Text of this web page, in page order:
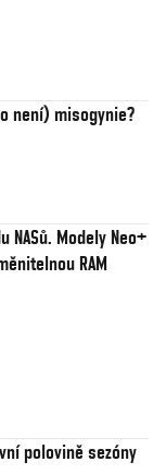
není) misogynie?
NASů. Modely Neo+
RAM
polovině sezóny